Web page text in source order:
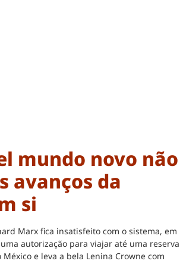
mundo novo não
avanços da
si
Marx fica insatisfeito com o sistema, em
autorização para viajar até uma reserva
e leva a bela Lenina Crowne com